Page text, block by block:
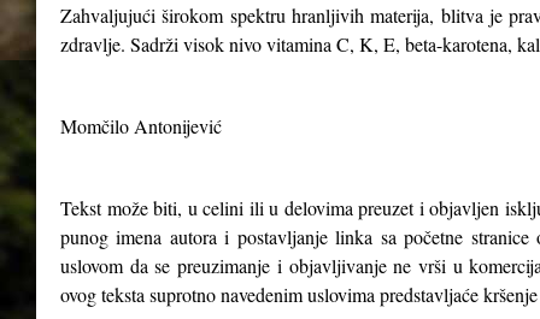
Zahvaljujući širokom spektru hranljivih materija, blitva je
zdravlje. Sadrži visok nivo vitamina C, K, E, beta-karotena,
Momčilo Antonijević
Tekst može biti, u celini ili u delovima preuzet i objavljen
punog imena autora i postavljanje linka sa početne
uslovom da se preuzimanje i objavljivanje ne vrši u
ovog teksta suprotno navedenim uslovima predstavljaće